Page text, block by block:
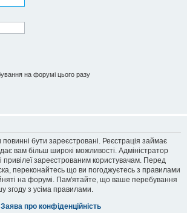
на форумі цього разу
бути зареєстровані. Реєстрація займає
вам більш широкі можливості. Адміністратор
зареєстрованим користувачам. Перед
переконайтесь що ви погоджуєтесь з правилами
на форумі. Пам'ятайте, що ваше перебування
згоду з усіма правилами.
Заява про конфіденційність